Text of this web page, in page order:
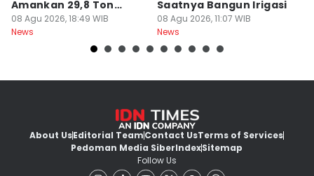
Amankan 29,8 Ton
Beras
08 Agu 2026, 18:49 WIB
News
Saatnya Bangun Irigasi
08 Agu 2026, 11:07 WIB
News
About UsEditorial TeamContact UsTerms of Services
Pedoman Media SiberIndexSitemap
Follow Us